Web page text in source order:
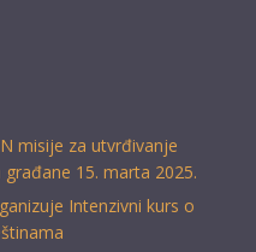
misije za utvrđivanje
15. marta 2025.
Intenzivni kurs o